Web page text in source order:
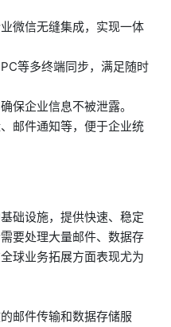
微信无缝集成，实现一体
等多终端同步，满足随时
保企业信息不被泄露。
邮件通知等，便于企业统
础设施，提供快速、稳定
要处理大量邮件、数据存
球业务拓展方面表现尤为
邮件传输和数据存储服